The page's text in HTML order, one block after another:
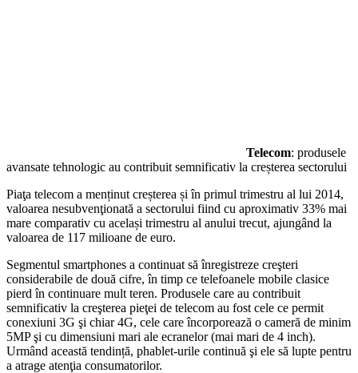
Telecom: produsele
avansate tehnologic au contribuit semnificativ la creșterea sectorului
Piaţa telecom a menținut creșterea și în primul trimestru al lui 2014,
valoarea nesubvenţionată a sectorului fiind cu aproximativ 33% mai
mare comparativ cu același trimestru al anului trecut, ajungând la
valoarea de 117 milioane de euro.
Segmentul smartphones a continuat să înregistreze creşteri
considerabile de două cifre, în timp ce telefoanele mobile clasice
pierd în continuare mult teren. Produsele care au contribuit
semnificativ la creşterea pieţei de telecom au fost cele ce permit
conexiuni 3G şi chiar 4G, cele care încorporează o cameră de minim
5MP şi cu dimensiuni mari ale ecranelor (mai mari de 4 inch).
Urmând această tendință, phablet-urile continuă şi ele să lupte pentru
a atrage atenţia consumatorilor.